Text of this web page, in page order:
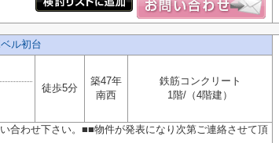
ル初台
徒歩5分
築47年
南西
鉄筋コンクリート
1階/（4階建）
合わせ下さい。■■物件が発表になり次第ご連絡させて頂